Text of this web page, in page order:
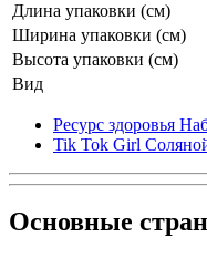
Длина упаковки (см)
Ширина упаковки (см)
Высота упаковки (см)
Вид
Ресурс здоровья
Tik Tok Girl
Основные